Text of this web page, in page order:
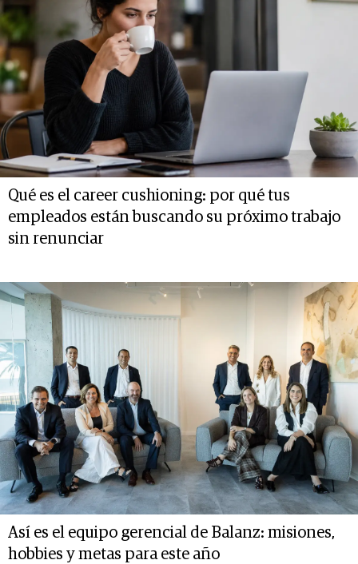
Qué es el career cushioning: por qué tus
empleados están buscando su próximo trabajo
sin renunciar
Así es el equipo gerencial de Balanz: misiones,
hobbies y metas para este año